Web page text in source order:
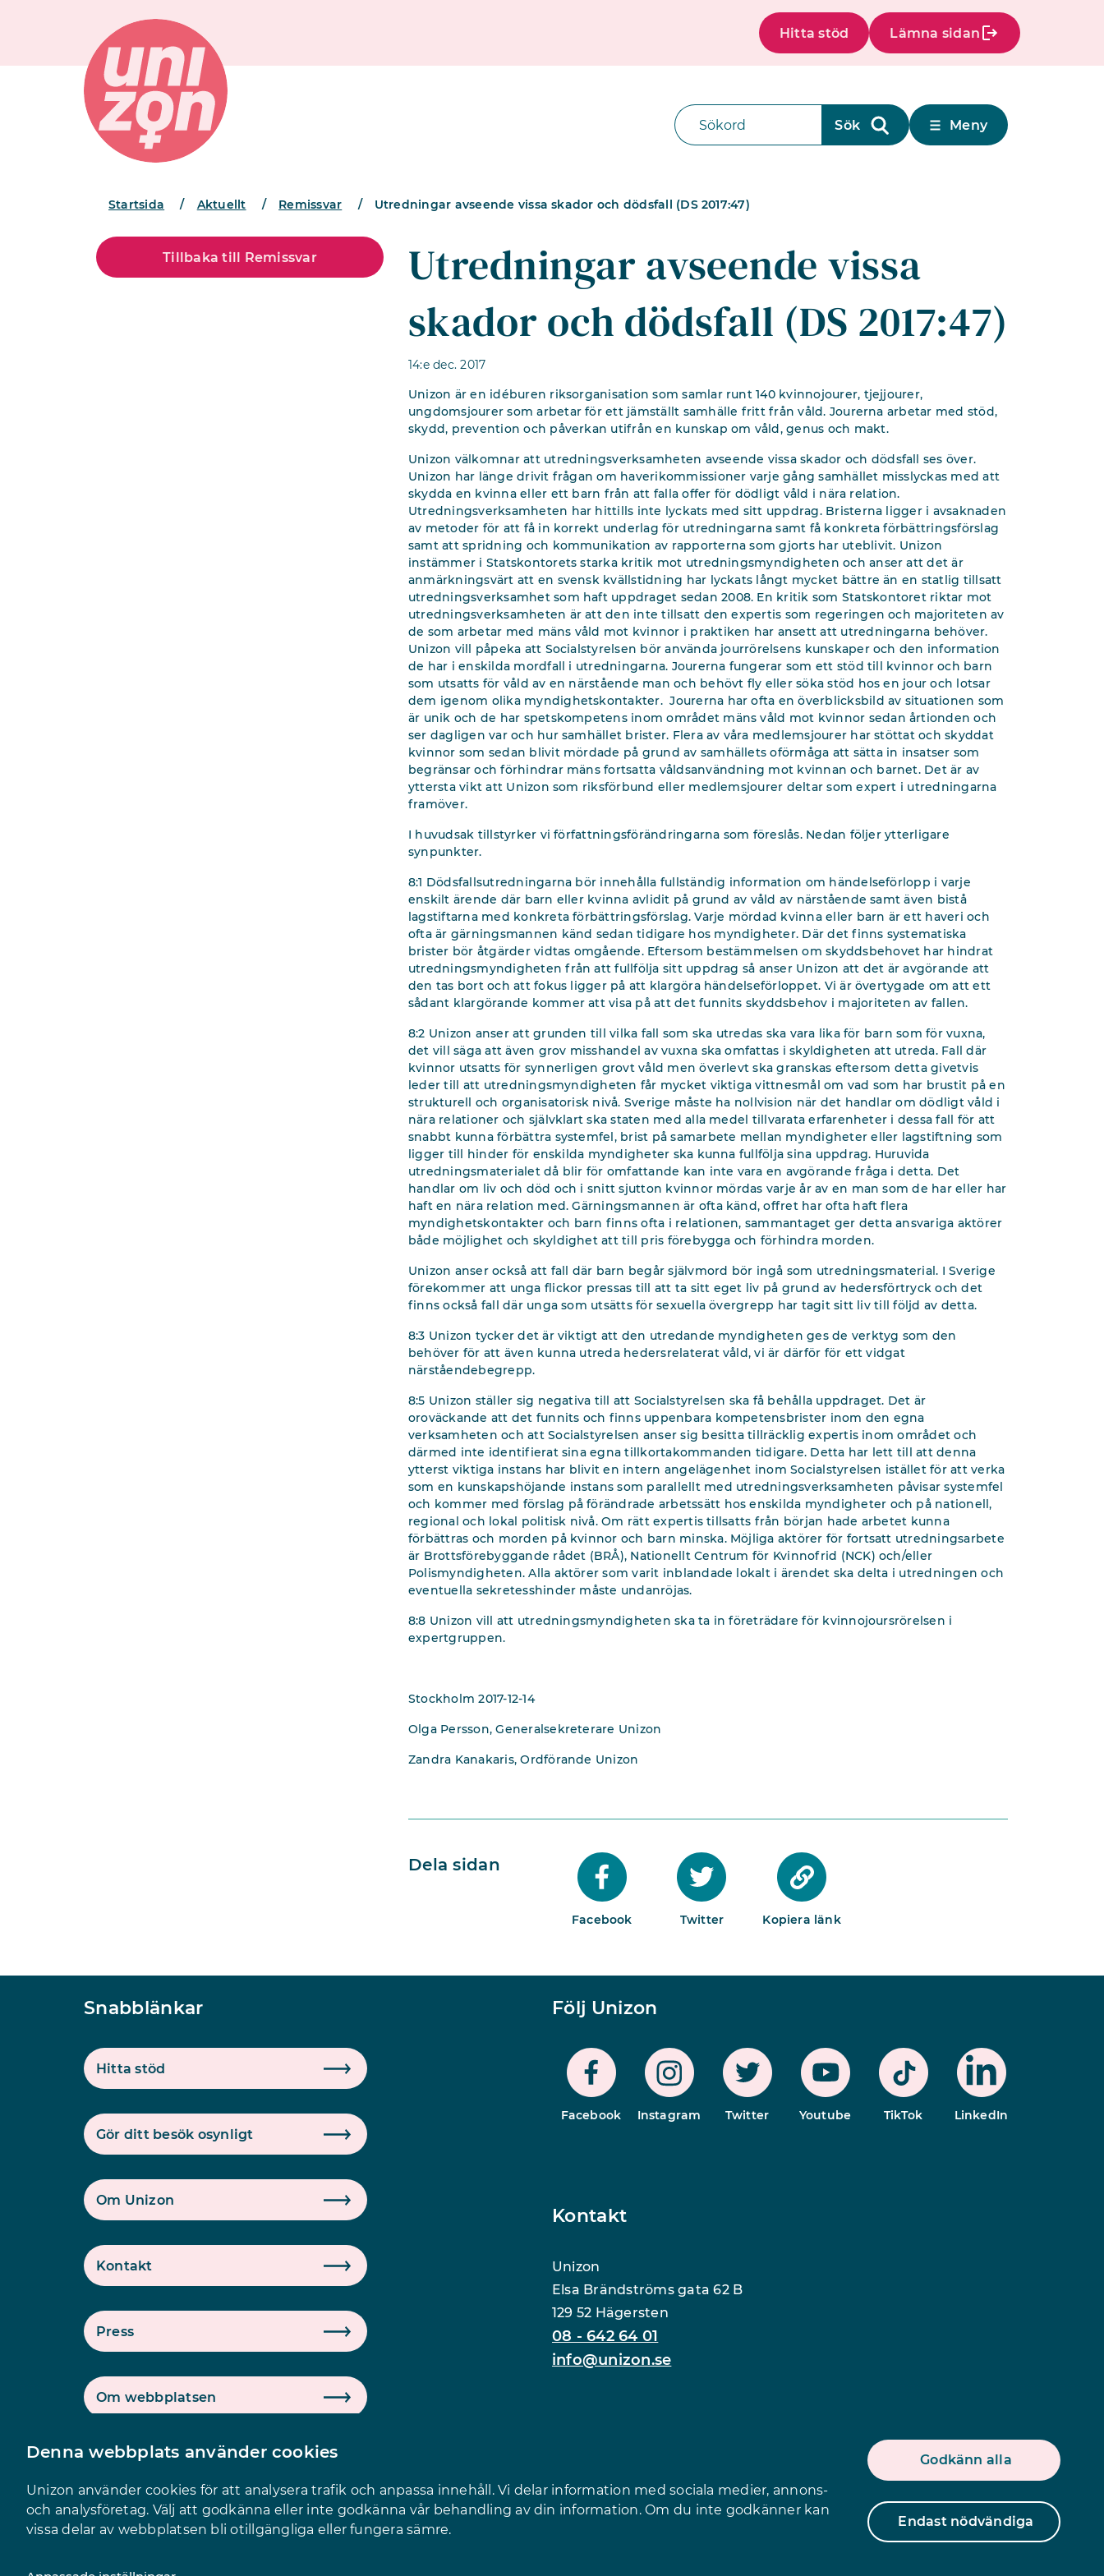
Denna webbplats använder cookies
Unizon använder cookies för att analysera trafik och anpassa innehåll. Vi delar information med sociala medier, annons-
och analysföretag. Välj att godkänna eller inte godkänna vår behandling av din information. Om du inte godkänner kan
vissa delar av webbplatsen bli otillgängliga eller fungera sämre.
Godkänn alla
Endast nödvändiga
Hitta stöd Lämna sidan
Meny
Startsida / Aktuellt / Remissvar / Utredningar avseende vissa skador och dödsfall (DS 2017:47)
Tillbaka till Remissvar
Utredningar avseende vissa
skador och dödsfall (DS 2017:47)
14:e dec. 2017
Unizon är en idéburen riksorganisation som samlar runt 140 kvinnojourer, tjejjourer,
ungdomsjourer som arbetar för ett jämställt samhälle fritt från våld. Jourerna arbetar med stöd,
skydd, prevention och påverkan utifrån en kunskap om våld, genus och makt.
Unizon välkomnar att utredningsverksamheten avseende vissa skador och dödsfall ses över.
Unizon har länge drivit frågan om haverikommissioner varje gång samhället misslyckas med att
skydda en kvinna eller ett barn från att falla offer för dödligt våld i nära relation.
Utredningsverksamheten har hittills inte lyckats med sitt uppdrag. Bristerna ligger i avsaknaden
av metoder för att få in korrekt underlag för utredningarna samt få konkreta förbättringsförslag
samt att spridning och kommunikation av rapporterna som gjorts har uteblivit. Unizon
instämmer i Statskontorets starka kritik mot utredningsmyndigheten och anser att det är
anmärkningsvärt att en svensk kvällstidning har lyckats långt mycket bättre än en statlig tillsatt
utredningsverksamhet som haft uppdraget sedan 2008. En kritik som Statskontoret riktar mot
utredningsverksamheten är att den inte tillsatt den expertis som regeringen och majoriteten av
de som arbetar med mäns våld mot kvinnor i praktiken har ansett att utredningarna behöver.
Unizon vill påpeka att Socialstyrelsen bör använda jourrörelsens kunskaper och den information
de har i enskilda mordfall i utredningarna. Jourerna fungerar som ett stöd till kvinnor och barn
som utsatts för våld av en närstående man och behövt fly eller söka stöd hos en jour och lotsar
dem igenom olika myndighetskontakter. Jourerna har ofta en överblicksbild av situationen som
är unik och de har spetskompetens inom området mäns våld mot kvinnor sedan årtionden och
ser dagligen var och hur samhället brister. Flera av våra medlemsjourer har stöttat och skyddat
kvinnor som sedan blivit mördade på grund av samhällets oförmåga att sätta in insatser som
begränsar och förhindrar mäns fortsatta våldsanvändning mot kvinnan och barnet. Det är av
yttersta vikt att Unizon som riksförbund eller medlemsjourer deltar som expert i utredningarna
framöver.
I huvudsak tillstyrker vi författningsförändringarna som föreslås. Nedan följer ytterligare
synpunkter.
8:1 Dödsfallsutredningarna bör innehålla fullständig information om händelseförlopp i varje
enskilt ärende där barn eller kvinna avlidit på grund av våld av närstående samt även bistå
lagstiftarna med konkreta förbättringsförslag. Varje mördad kvinna eller barn är ett haveri och
ofta är gärningsmannen känd sedan tidigare hos myndigheter. Där det finns systematiska
brister bör åtgärder vidtas omgående. Eftersom bestämmelsen om skyddsbehovet har hindrat
utredningsmyndigheten från att fullfölja sitt uppdrag så anser Unizon att det är avgörande att
den tas bort och att fokus ligger på att klargöra händelseförloppet. Vi är övertygade om att ett
sådant klargörande kommer att visa på att det funnits skyddsbehov i majoriteten av fallen.
8:2 Unizon anser att grunden till vilka fall som ska utredas ska vara lika för barn som för vuxna,
det vill säga att även grov misshandel av vuxna ska omfattas i skyldigheten att utreda. Fall där
kvinnor utsatts för synnerligen grovt våld men överlevt ska granskas eftersom detta givetvis
leder till att utredningsmyndigheten får mycket viktiga vittnesmål om vad som har brustit på en
strukturell och organisatorisk nivå. Sverige måste ha nollvision när det handlar om dödligt våld i
nära relationer och självklart ska staten med alla medel tillvarata erfarenheter i dessa fall för att
snabbt kunna förbättra systemfel, brist på samarbete mellan myndigheter eller lagstiftning som
ligger till hinder för enskilda myndigheter ska kunna fullfölja sina uppdrag. Huruvida
utredningsmaterialet då blir för omfattande kan inte vara en avgörande fråga i detta. Det
handlar om liv och död och i snitt sjutton kvinnor mördas varje år av en man som de har eller har
haft en nära relation med. Gärningsmannen är ofta känd, offret har ofta haft flera
myndighetskontakter och barn finns ofta i relationen, sammantaget ger detta ansvariga aktörer
både möjlighet och skyldighet att till pris förebygga och förhindra morden.
Unizon anser också att fall där barn begår självmord bör ingå som utredningsmaterial. I Sverige
förekommer att unga flickor pressas till att ta sitt eget liv på grund av hedersförtryck och det
finns också fall där unga som utsätts för sexuella övergrepp har tagit sitt liv till följd av detta.
8:3 Unizon tycker det är viktigt att den utredande myndigheten ges de verktyg som den
behöver för att även kunna utreda hedersrelaterat våld, vi är därför för ett vidgat
närståendebegrepp.
8:5 Unizon ställer sig negativa till att Socialstyrelsen ska få behålla uppdraget. Det är
oroväckande att det funnits och finns uppenbara kompetensbrister inom den egna
verksamheten och att Socialstyrelsen anser sig besitta tillräcklig expertis inom området och
därmed inte identifierat sina egna tillkortakommanden tidigare. Detta har lett till att denna
ytterst viktiga instans har blivit en intern angelägenhet inom Socialstyrelsen istället för att verka
som en kunskapshöjande instans som parallellt med utredningsverksamheten påvisar systemfel
och kommer med förslag på förändrade arbetssätt hos enskilda myndigheter och på nationell,
regional och lokal politisk nivå. Om rätt expertis tillsatts från början hade arbetet kunna
förbättras och morden på kvinnor och barn minska. Möjliga aktörer för fortsatt utredningsarbete
är Brottsförebyggande rådet (BRÅ), Nationellt Centrum för Kvinnofrid (NCK) och/eller
Polismyndigheten. Alla aktörer som varit inblandade lokalt i ärendet ska delta i utredningen och
eventuella sekretesshinder måste undanröjas.
8:8 Unizon vill att utredningsmyndigheten ska ta in företrädare för kvinnojoursrörelsen i
expertgruppen.
Stockholm 2017-12-14
Olga Persson, Generalsekreterare Unizon
Zandra Kanakaris, Ordförande Unizon
Dela sidan
Facebook Twitter Kopiera länk
Snabblänkar
Hitta stöd
Gör ditt besök osynligt
Om Unizon
Kontakt
Press
Om webbplatsen
Logga in på intranätet
Följ Unizon
Facebook Instagram Twitter Youtube TikTok LinkedIn
Kontakt
Unizon
Elsa Brändströms gata 62 B
129 52 Hägersten
08 - 642 64 01
info@unizon.se